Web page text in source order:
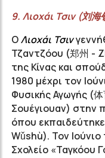
9. Λιοχάι Τσιν (刘海
ΟΛιοχάι Τσιν
Τζαντζόου (郑州 -
της Κίνας και
1980 μέχρι τον
Φυσικής Αγωγής (
Σουέγιουαν) στην
όπου
Wǔshù). Τον
Σχολείο «Ταγκόου